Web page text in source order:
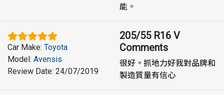
能。
Car Make: Toyota
Model: Avensis
Review Date: 24/07/2019
205/55 R16 V
Comments
很好。抓地力好我對品牌和
製造質量有信心